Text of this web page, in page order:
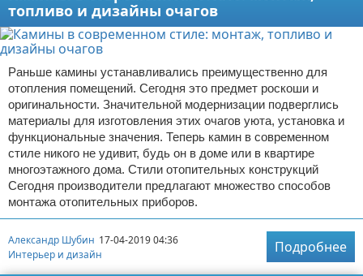
топливо и дизайны очагов
Раньше камины устанавливались преимущественно для
отопления помещений. Сегодня это предмет роскоши и
оригинальности. Значительной модернизации подверглись
материалы для изготовления этих очагов уюта, установка и
функциональные значения. Теперь камин в современном
стиле никого не удивит, будь он в доме или в квартире
многоэтажного дома. Стили отопительных конструкций
Сегодня производители предлагают множество способов
монтажа отопительных приборов.
Александр Шубин 17-04-2019 04:36
Интерьер и дизайн
Подробнее